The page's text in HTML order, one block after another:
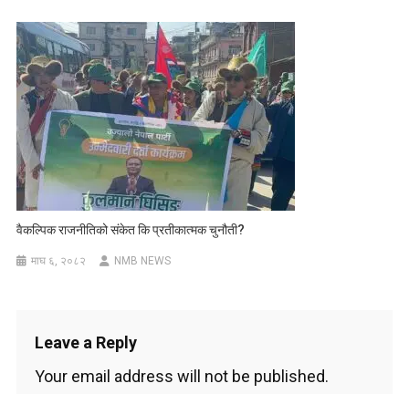
वैकल्पिक राजनीतिको संकेत कि प्रतीकात्मक चुनौती?
माघ ६, २०८२ NMB NEWS
Leave a Reply
Your email address will not be published.